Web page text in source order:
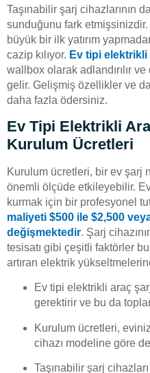
Taşınabilir şarj cihazlarının
sunduğunu fark
büyük bir ilk yatırım
cazip kılıyor. Ev tipi elektrikli
wallbox olarak adlandırılır
gelir. Gelişmiş özellikler ve
daha fazla ödersiniz.
Ev Tipi Elektrikli
Kurulum Ücretleri
Kurulum ücretleri, bir ev şarj
önemli ölçüde etkileyebilir.
kurmak için bir profesyonel
maliyeti $500 ile $2,500
değişmektedir. Şarj
tesisatı gibi çeşitli faktörler
artıran elektrik
Ev tipi elektrikli araç
gerektirir ve bu da
Kurulum ücretleri,
cihazı modeline göre
Taşınabilir şarj